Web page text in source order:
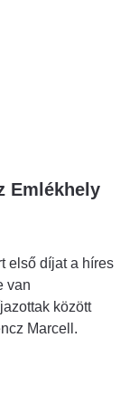
Emlékhely
első díjat a híres
van
között
Marcell.